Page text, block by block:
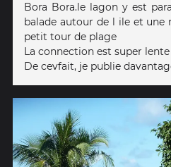
Bora Bora.le lagon y est
balade autour de l ile et une
petit tour de plage
La connection est super
De cevfait, je publie